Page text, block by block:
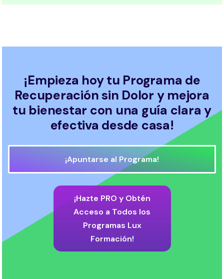
¡Empieza hoy tu Programa de
Recuperación sin Dolor y mejora
tu bienestar con una guía clara y
efectiva desde casa!
¡Apuntarse al Programa!
¡Hazte PRO y Obtén
Acceso a Todos los
Programas Lux
Formación!